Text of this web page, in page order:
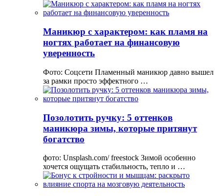
Маникюр с характером: как пламя на
ногтях работает на финансовую
уверенность
Фото: Соцсети Пламенный маникюр давно вышел
за рамки просто эффектного …
Позолотить ручку: 5 оттенков
маникюра зимы, которые притянут
богатство
фото: Unsplash.com/ freestock Зимой особенно
хочется ощущать стабильность, тепло и …